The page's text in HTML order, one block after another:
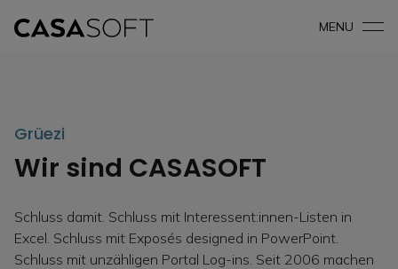
MENU
Grüezi
Wir sind CASASOFT
Schluss damit. Schluss mit Interessent:innen-Listen in
Excel. Schluss mit Exposés designed in PowerPoint.
Schluss mit unzähligen Portal Log-ins. Seit 2006 machen